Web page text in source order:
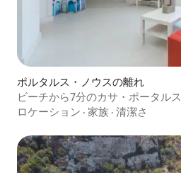
ポルタルス・ノウスの離れ
ビーチから7分のカサ・ポータルス
ロケーション · 家族 · 清潔さ